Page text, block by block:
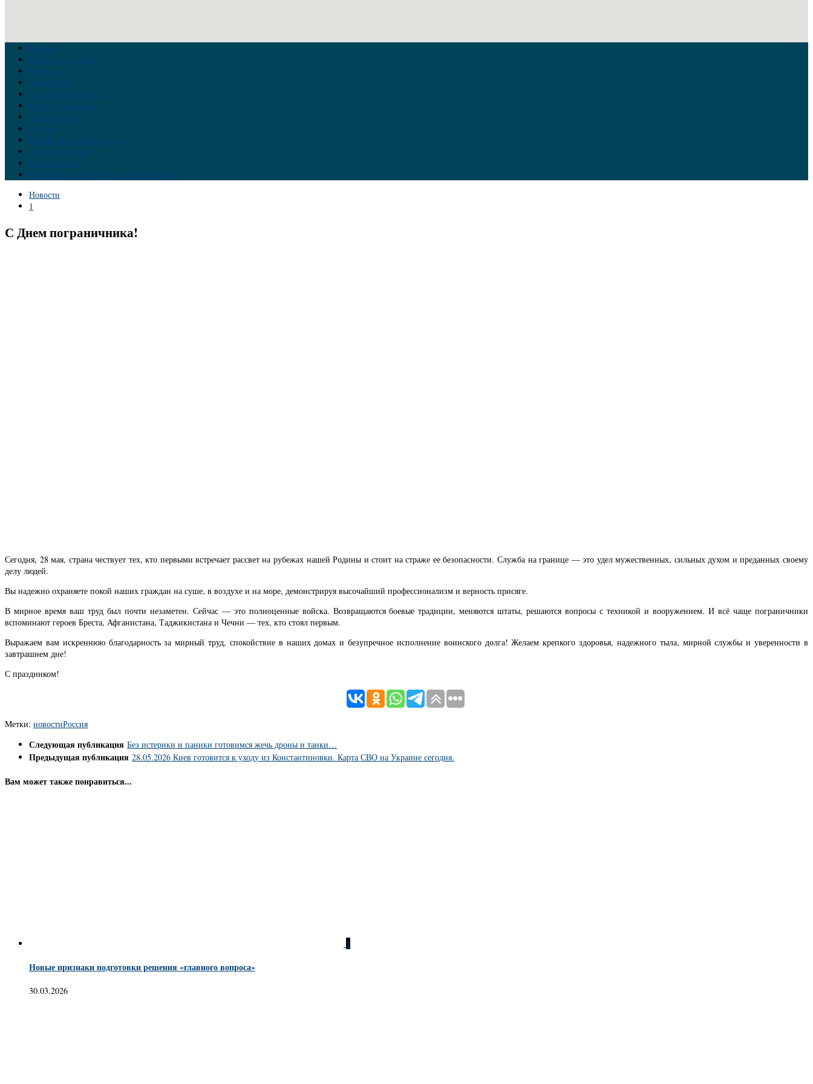
Главная
Война на Украине
Новости
Аналитика
Тайны Геополитики
Российские элиты
Теория заговора
Украина
Новый Мировой Порядок
Тайны истории
Обратная связь
Правила комментирования материалов
Новости
1
С Днем пограничника!
Сегодня, 28 мая, страна чествует тех, кто первыми встречает рассвет на рубежах нашей Родины и стоит на страже ее безопасности. Служба на границе — это удел мужественных, сильных духом и преданных своему
делу людей.
Вы надежно охраняете покой наших граждан на суше, в воздухе и на море, демонстрируя высочайший профессионализм и верность присяге.
В мирное время ваш труд был почти незаметен. Сейчас — это полноценные войска. Возвращаются боевые традиции, меняются штаты, решаются вопросы с техникой и вооружением. И всё чаще пограничники
вспоминают героев Бреста, Афганистана, Таджикистана и Чечни — тех, кто стоял первым.
Выражаем вам искреннюю благодарность за мирный труд, спокойствие в наших домах и безупречное исполнение воинского долга! Желаем крепкого здоровья, надежного тыла, мирной службы и уверенности в
завтрашнем дне!
С праздником!
Метки: новостиРоссия
Следующая публикация Без истерики и паники готовимся жечь дроны и танки…
Предыдущая публикация 28.05.2026 Киев готовится к уходу из Константиновки. Карта СВО на Украине сегодня.
Вам может также понравиться...
1
Новые признаки подготовки решения «главного вопроса»
30.03.2026